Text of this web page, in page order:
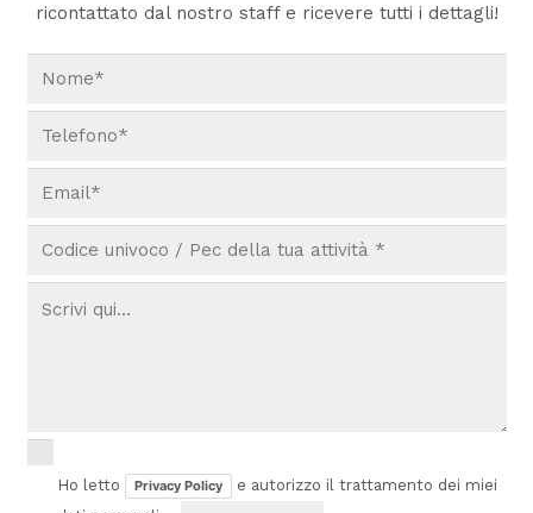
ricontattato dal nostro staff e ricevere tutti i dettagli!
Ho letto Privacy Policy
e autorizzo il trattamento dei miei